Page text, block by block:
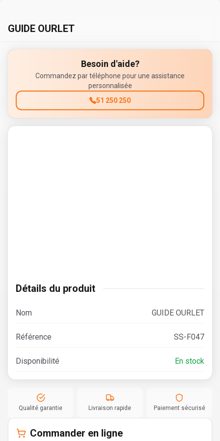
GUIDE OURLET
Besoin d'aide?
Commandez par téléphone pour une assistance
personnalisée
51 250 250
Détails du produit
Nom GUIDE OURLET
Référence SS-F047
Disponibilité En stock
Qualité garantie Livraison rapide Paiement sécurisé
Commander en ligne